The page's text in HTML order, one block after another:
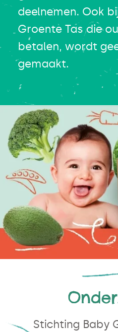
deelnemen. Ook
Groente Tas die
betalen, wordt
gemaakt.
Stichting Baby